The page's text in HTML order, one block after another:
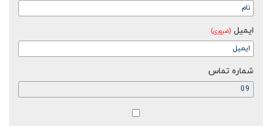
ایمیل (ضروری)
شماره تماس